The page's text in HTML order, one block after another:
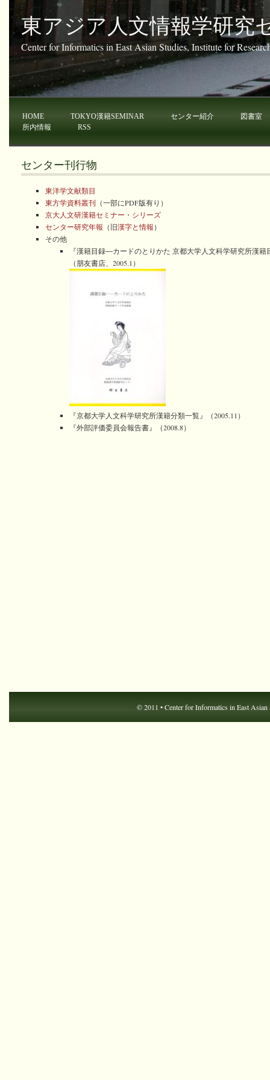
東アジア人文情報学研究
Center for Informatics in East Asian Studies, Institute for
HOME TOKYO漢籍SEMINAR センター紹介
図書室
所内情報
RSS
センター刊行物
東洋学文献類目
東方学資料叢刊 （一部にPDF版有り）
京大人文研漢籍セミナー・シリーズ
センター研究年報 （旧漢字と情報）
その他
『漢籍目録―カードのとりかた 京都大学人文科学研究所漢籍
（朋友書店、2005.1）
『京都大学人文科学研究所漢籍分類一覧』（2005.11）
『外部評価委員会報告書』（2008.8）
© 2011 •Center for Informatics in East Asian